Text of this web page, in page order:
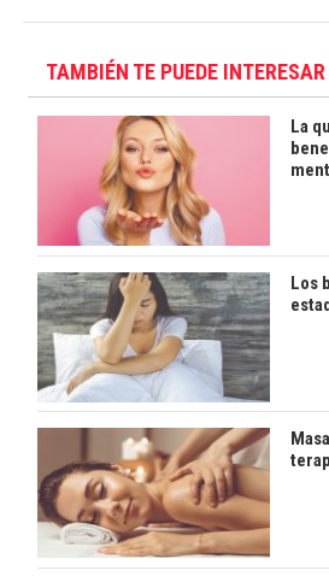
TAMBIÉN TE PUEDE INTERESAR
La
Los